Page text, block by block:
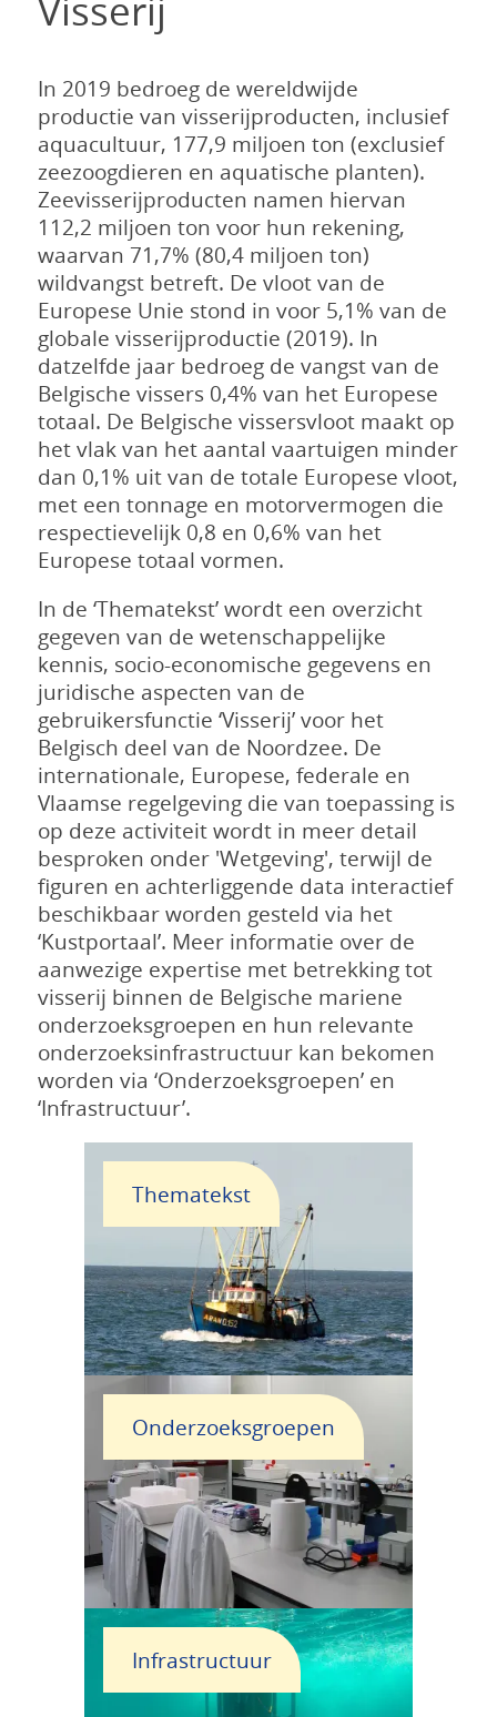
Visserij
In 2019 bedroeg de wereldwijde
productie van visserijproducten, inclusief
aquacultuur, 177,9 miljoen ton (exclusief
zeezoogdieren en aquatische planten).
Zeevisserijproducten namen hiervan
112,2 miljoen ton voor hun rekening,
waarvan 71,7% (80,4 miljoen ton)
wildvangst betreft. De vloot van de
Europese Unie stond in voor 5,1% van de
globale visserijproductie (2019). In
datzelfde jaar bedroeg de vangst van de
Belgische vissers 0,4% van het Europese
totaal. De Belgische vissersvloot maakt op
het vlak van het aantal vaartuigen minder
dan 0,1% uit van de totale Europese vloot,
met een tonnage en motorvermogen die
respectievelijk 0,8 en 0,6% van het
Europese totaal vormen.
In de ‘Thematekst’ wordt een overzicht
gegeven van de wetenschappelijke
kennis, socio-economische gegevens en
juridische aspecten van de
gebruikersfunctie ‘Visserij’ voor het
Belgisch deel van de Noordzee. De
internationale, Europese, federale en
Vlaamse regelgeving die van toepassing is
op deze activiteit wordt in meer detail
besproken onder 'Wetgeving', terwijl de
figuren en achterliggende data interactief
beschikbaar worden gesteld via het
‘Kustportaal’. Meer informatie over de
aanwezige expertise met betrekking tot
visserij binnen de Belgische mariene
onderzoeksgroepen en hun relevante
onderzoeksinfrastructuur kan bekomen
worden via ‘Onderzoeksgroepen’ en
‘Infrastructuur’.
Thematekst
Onderzoeksgroepen
Infrastructuur